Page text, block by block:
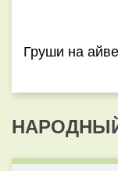
Груши на айве